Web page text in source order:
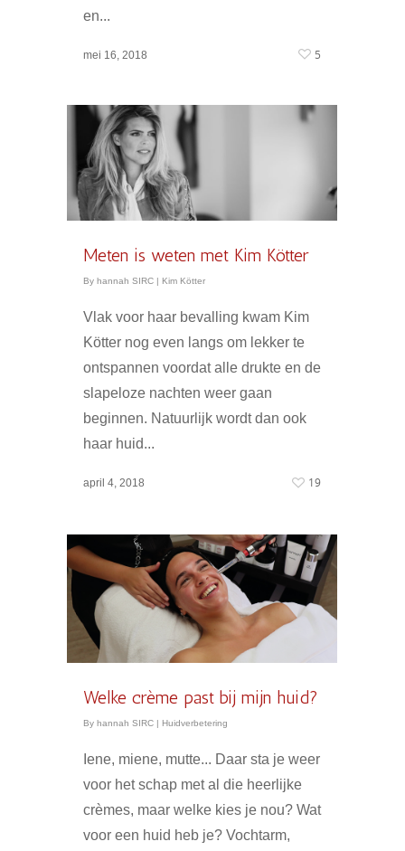
en...
mei 16, 2018 5
Meten is weten met Kim Kötter
By hannah SIRC Kim Kötter
Vlak voor haar bevalling kwam Kim
Kötter nog even langs om lekker te
ontspannen voordat alle drukte en de
slapeloze nachten weer gaan
beginnen. Natuurlijk wordt dan ook
haar huid...
april 4, 2018 19
Welke crème past bij mijn huid?
By hannah SIRC | Huidverbetering
Iene, miene, mutte... Daar sta je weer
voor het schap met al die heerlijke
crèmes, maar welke kies je nou? Wat
voor een huid heb je? Vochtarm,